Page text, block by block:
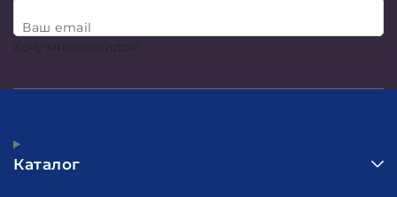
Ваш email
Хочу много скидок!
Каталог